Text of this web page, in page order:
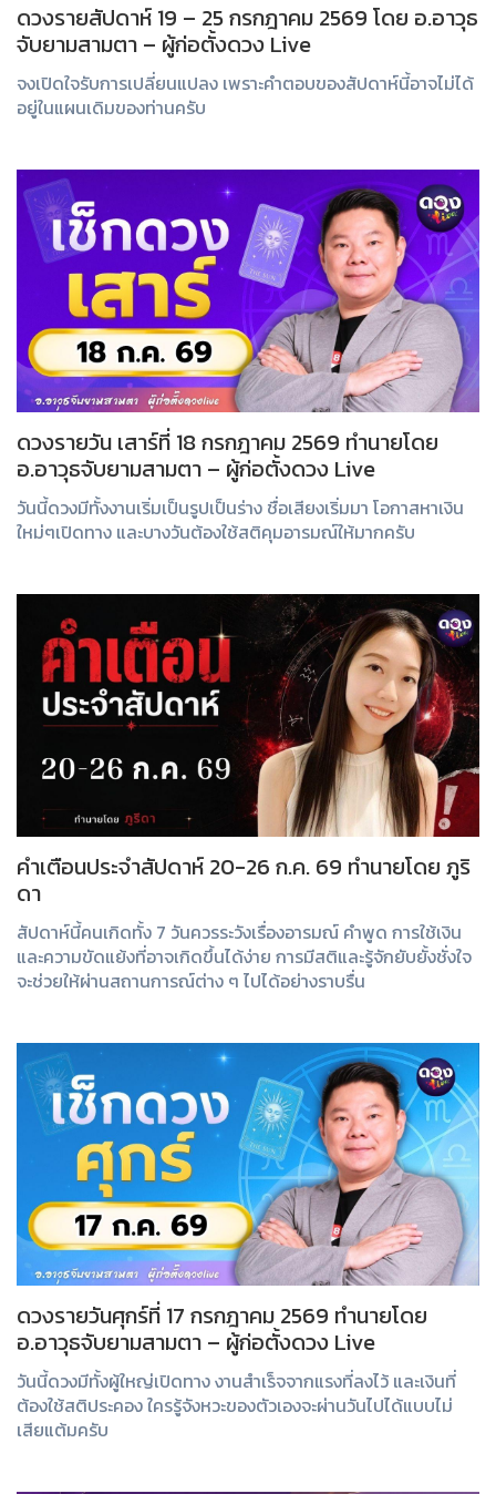
ดวงรายสัปดาห์ 19 – 25 กรกฎาคม 2569 โดย อ.อาวุธ
จับยามสามตา – ผู้ก่อตั้งดวง Live
จงเปิดใจรับการเปลี่ยนแปลง เพราะคำตอบของสัปดาห์นี้อาจไม่ได้
อยู่ในแผนเดิมของท่านครับ
ดวงรายวัน เสาร์ที่ 18 กรกฎาคม 2569 ทำนายโดย
อ.อาวุธจับยามสามตา – ผู้ก่อตั้งดวง Live
วันนี้ดวงมีทั้งงานเริ่มเป็นรูปเป็นร่าง ชื่อเสียงเริ่มมา โอกาสหาเงิน
ใหม่ๆเปิดทาง และบางวันต้องใช้สติคุมอารมณ์ให้มากครับ
คำเตือนประจำสัปดาห์ 20-26 ก.ค. 69 ทำนายโดย ภูริ
ดา
สัปดาห์นี้คนเกิดทั้ง 7 วันควรระวังเรื่องอารมณ์ คำพูด การใช้เงิน
และความขัดแย้งที่อาจเกิดขึ้นได้ง่าย การมีสติและรู้จักยับยั้งชั่งใจ
จะช่วยให้ผ่านสถานการณ์ต่าง ๆ ไปได้อย่างราบรื่น
ดวงรายวันศุกร์ที่ 17 กรกฎาคม 2569 ทำนายโดย
อ.อาวุธจับยามสามตา – ผู้ก่อตั้งดวง Live
วันนี้ดวงมีทั้งผู้ใหญ่เปิดทาง งานสำเร็จจากแรงที่ลงไว้ และเงินที่
ต้องใช้สติประคอง ใครรู้จังหวะของตัวเองจะผ่านวันไปได้แบบไม่
เสียแต้มครับ